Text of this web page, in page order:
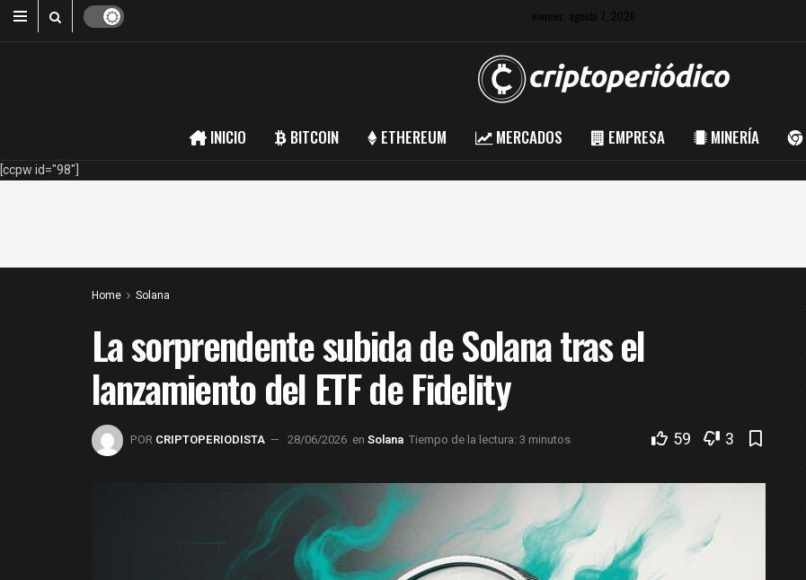
viernes, agosto 7, 2026
INICIO BITCOIN ETHEREUM MERCADOS EMPRESA MINERÍA
[ccpw id="98"]
Home Solana
La sorprendente subida de Solana tras el
lanzamiento del ETF de Fidelity
POR CRIPTOPERIODISTA 28/06/2026 en Solana Tiempo de la lectura: 3 minutos 59 3